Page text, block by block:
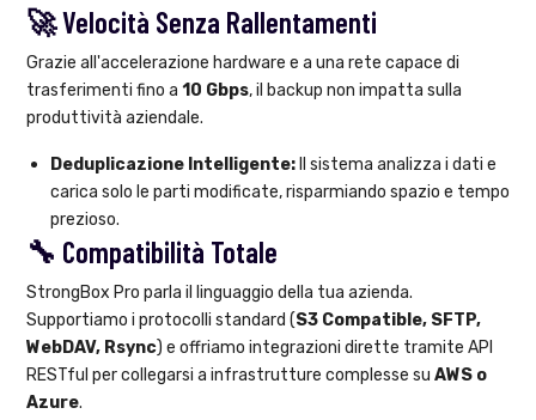
🚀 Velocità Senza Rallentamenti
Grazie all'accelerazione hardware e a una rete capace di
trasferimenti fino a 10 Gbps, il backup non impatta sulla
produttività aziendale.
Deduplicazione Intelligente: Il sistema analizza i dati e
carica solo le parti modificate, risparmiando spazio e tempo
prezioso.
🔧 Compatibilità Totale
StrongBox Pro parla il linguaggio della tua azienda.
Supportiamo i protocolli standard (S3 Compatible, SFTP,
WebDAV, Rsync) e offriamo integrazioni dirette tramite API
RESTful per collegarsi a infrastrutture complesse su AWS o
Azure.